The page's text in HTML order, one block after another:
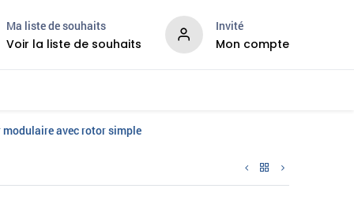
Ma liste de souhaits
Voir la liste de souhaits
Invité
Mon compte
avec rotor simple